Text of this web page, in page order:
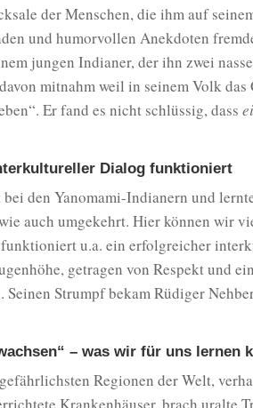
der Menschen, die ihm auf
und humorvollen Anekdoten
jungen Indianer, der ihn zwei
mitnahm weil in seinem Volk das
Er fand es nicht schlüssig, dass
Dialog funktioniert
den Yanomami-Indianern und
auch umgekehrt. Hier können wir
funktioniert u.a. ein erfolgreicher
getragen von Respekt und
Strumpf bekam Rüdiger
– was wir für uns lernen
Regionen der Welt,